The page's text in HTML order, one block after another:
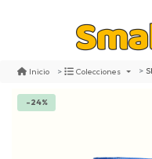
Inicio Colecciones
-24%